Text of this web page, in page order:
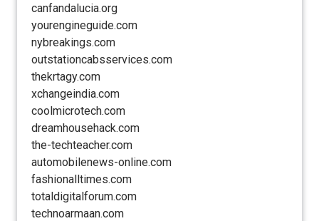
canfandalucia.org
yourengineguide.com
nybreakings.com
outstationcabsservices.com
thekrtagy.com
xchangeindia.com
coolmicrotech.com
dreamhousehack.com
the-techteacher.com
automobilenews-online.com
fashionalltimes.com
totaldigitalforum.com
technoarmaan.com